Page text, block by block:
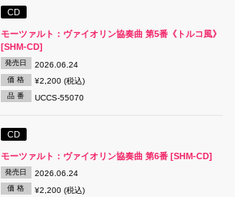
CD
モーツァルト：ヴァイオリン協奏曲 第5番《トルコ風》
[SHM-CD]
発売日 2026.06.24
価 格 ¥2,200 (税込)
品 番 UCCS-55070
CD
モーツァルト：ヴァイオリン協奏曲 第6番 [SHM-CD]
発売日 2026.06.24
価 格 ¥2,200 (税込)